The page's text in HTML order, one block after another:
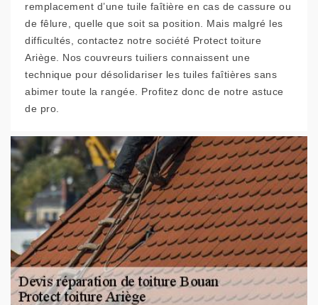
remplacement d’une tuile faîtière en cas de cassure ou
de fêlure, quelle que soit sa position. Mais malgré les
difficultés, contactez notre société Protect toiture
Ariège. Nos couvreurs tuiliers connaissent une
technique pour désolidariser les tuiles faîtières sans
abimer toute la rangée. Profitez donc de notre astuce
de pro.